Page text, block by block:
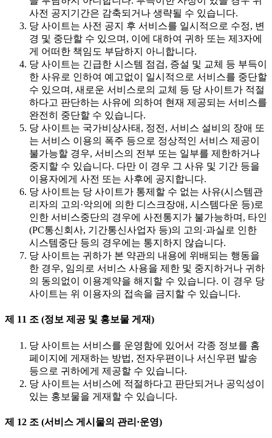
사전 공지기간은 감축되거나 생략될 수 있습니다.
당 사이트는 사전 공지 후 서비스를 일시적으로 수정, 변
경 및 중단할 수 있으며, 이에 대하여 귀하 또는 제3자에
게 어떠한 책임도 부담하지 아니합니다.
당 사이트는 긴급한 시스템 점검, 증설 및 교체 등 부득이
한 사유로 인하여 예고없이 일시적으로 서비스를 중단할
수 있으며, 새로운 서비스로의 교체 등 당 사이트가 적절
하다고 판단하는 사유에 의하여 현재 제공되는 서비스를
완전히 중단할 수 있습니다.
당 사이트는 국가비상사태, 정전, 서비스 설비의 장애 또
는 서비스 이용의 폭주 등으로 정상적인 서비스 제공이
불가능할 경우, 서비스의 전부 또는 일부를 제한하거나
중지할 수 있습니다. 다만 이 경우 그 사유 및 기간 등을
이용자에게 사전 또는 사후에 공지합니다.
당 사이트는 당 사이트가 통제할 수 없는 사유(시스템관
리자의 고의·악의에 의한 디스크장애, 시스템다운 등)로
인한 서비스중단의 경우에 사전통지가 불가능하며, 타인
(PC통신회사, 기간통신사업자 등)의 고의·과실로 인한
시스템중단 등의 경우에는 통지하지 않습니다.
당 사이트는 귀하가 본 약관의 내용에 위배되는 행동을
한 경우, 임의로 서비스 사용을 제한 및 중지하거나 귀하
의 동의없이 이용계약을 해지할 수 있습니다. 이 경우 당
사이트는 위 이용자의 접속을 금지할 수 있습니다.
제 11 조 (정보 제공 및 홍보물 게재)
당 사이트는 서비스를 운영함에 있어서 각종 정보를 홈
페이지에 게재하는 방법, 전자우편이나 서신우편 발송
등으로 귀하에게 제공할 수 있습니다.
당 사이트는 서비스에 적절하다고 판단되거나 공익성이
있는 홍보물을 게재할 수 있습니다.
제 12 조 (서비스 게시물의 관리·운영)